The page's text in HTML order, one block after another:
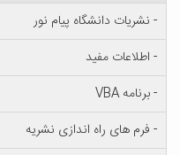
- نشریات دانشگاه پیام نور
- اطلاعات مفید
- برنامه VBA
- فرم های راه اندازی نشریه